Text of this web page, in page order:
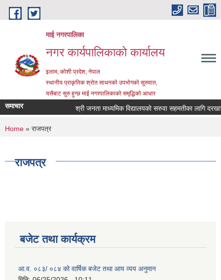
Skip to main content
माई नगरपालिका
नगर कार्यपालिकाको कार्यालय
इलाम, कोशी प्रदेश, नेपाल
स्थानीय प्राकृतिक श्रोत साधनको उपभोगको सुरुवात,
यसैबाट सुरु हुन्छ माई नगरपालिकाको समृद्धिको आधार
समाचार श्री जनता माध्यमिक विद्यालयको सरुवा सहमतीका लागि
You are here
Home » राजपत्र
राजपत्र
बजेट तथा कार्यक्रम
आ.व. ०८३/ ०८४ को वार्षिक बजेट तथा आय व्यय अनुमान